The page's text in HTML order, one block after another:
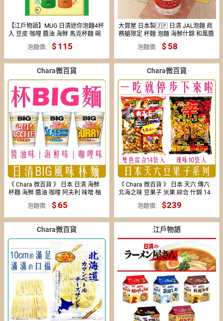
【江戶物語】MUG 日清迷你泡麵4杯
入 豆皮 咖哩 醬油 海鮮 馬克杯麵 碗
泡麵價 115
大賀屋 日本製🇯🇵 日清 JAL泡麵 商
務艙限定 杯麵 泡麵 海鮮什錦 和風醬
油拉麵 日航 正版 J00051341
泡麵價 58
Chara微百貨
《 Chara 微百貨 》 日本 日清 海鮮
杯麵 海鮮 醬油 咖哩 阿夫利 味噌 柚
泡麵價 65
Chara微百貨
《 Chara 微百貨 》 日本 天六 傳六
北海之味 豆果子 米果 綜合 什錦 14
泡麵價 185
239
Chara微百貨 江戶物語